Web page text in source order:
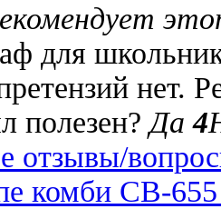
для
нет.
полезен?Да4
отзывы/
комби СВ-